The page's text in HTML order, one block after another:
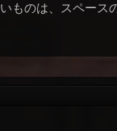
ものは、スペース